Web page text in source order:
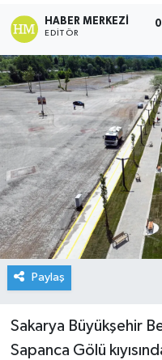
HABER MERKEZI
EDITÖR
Paylaş
Sakarya Büyükşehir
Sapanca Gölü